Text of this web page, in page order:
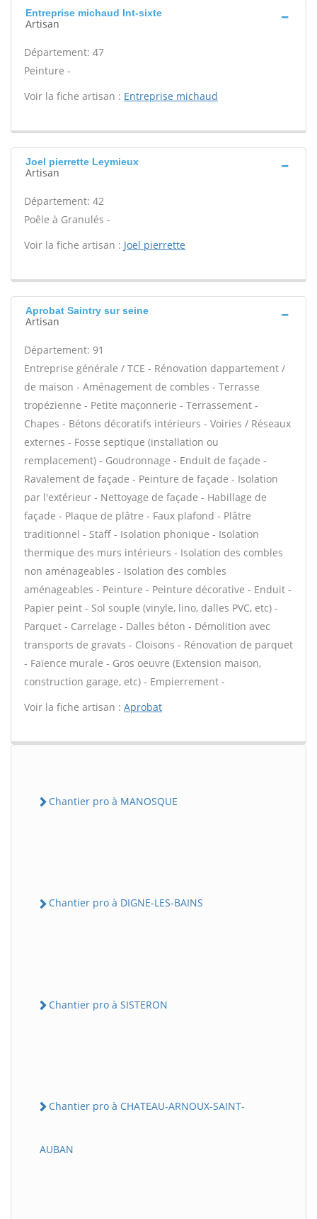
Entreprise michaud Int-sixte
Artisan
Département: 47
Peinture -
Voir la fiche artisan : Entreprise michaud
Joel pierrette Leymieux
Artisan
Département: 42
Poêle à Granulés -
Voir la fiche artisan : Joel pierrette
Aprobat Saintry sur seine
Artisan
Département: 91
Entreprise générale / TCE - Rénovation dappartement /
de maison - Aménagement de combles - Terrasse
tropézienne - Petite maçonnerie - Terrassement -
Chapes - Bétons décoratifs intérieurs - Voiries / Réseaux
externes - Fosse septique (installation ou
remplacement) - Goudronnage - Enduit de façade -
Ravalement de façade - Peinture de façade - Isolation
par l'extérieur - Nettoyage de façade - Habillage de
façade - Plaque de plâtre - Faux plafond - Plâtre
traditionnel - Staff - Isolation phonique - Isolation
thermique des murs intérieurs - Isolation des combles
non aménageables - Isolation des combles
aménageables - Peinture - Peinture décorative - Enduit -
Papier peint - Sol souple (vinyle, lino, dalles PVC, etc) -
Parquet - Carrelage - Dalles béton - Démolition avec
transports de gravats - Cloisons - Rénovation de parquet
- Faïence murale - Gros oeuvre (Extension maison,
construction garage, etc) - Empierrement -
Voir la fiche artisan : Aprobat
Chantier pro à MANOSQUE
Chantier pro à DIGNE-LES-BAINS
Chantier pro à SISTERON
Chantier pro à CHATEAU-ARNOUX-SAINT-
AUBAN